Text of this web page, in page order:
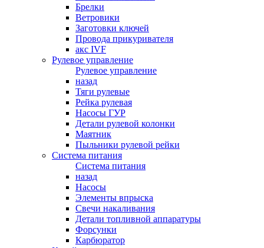
Брелки
Ветровики
Заготовки ключей
Провода прикуривателя
акс IVF
Рулевое управление
Рулевое управление
назад
Тяги рулевые
Рейка рулевая
Насосы ГУР
Детали рулевой колонки
Маятник
Пыльники рулевой рейки
Система питания
Система питания
назад
Насосы
Элементы впрыска
Свечи накаливания
Детали топливной аппаратуры
Форсунки
Карбюратор